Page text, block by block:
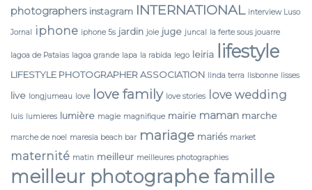
photographers instagram INTERNATIONAL interview Luso
Jornal iphone iphone 5s jardin joie juge juncal la ferte sous jouarre
lagoa de Pataias lagoa grande lapa la rabida lego leiria lifestyle
LIFESTYLE PHOTOGRAPHER ASSOCIATION linda terra lisbonne lisses
live longjumeau love love family love stories love wedding
luis lumieres lumière magie magnifique mairie maman marche
marche de noel maresia beach bar mariage mariés market
maternité matin meilleur meilleures photographies
meilleur photographe famille